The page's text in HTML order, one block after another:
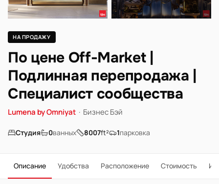
НА ПРОДАЖУ
По цене Off-Market |
Подлинная перепродажа |
Специалист сообщества
Lumena by Omniyat · Бизнес Бэй
Студия 0ванных 8007ft² 1парковка
Описание Удобства Расположение Стоимость